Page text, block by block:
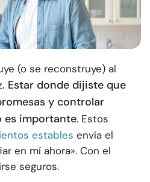
(o se reconstruye) al
. Estar donde dijiste que
y controlar
es importante. Estos
estables envía el
en mí ahora». Con el
seguros.